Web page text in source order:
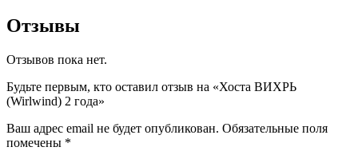
Отзывы
Отзывов пока нет.
Будьте первым, кто оставил отзыв на «Хоста ВИХРЬ
(Wirlwind) 2 года»
Ваш адрес email не будет опубликован. Обязательные поля
помечены *